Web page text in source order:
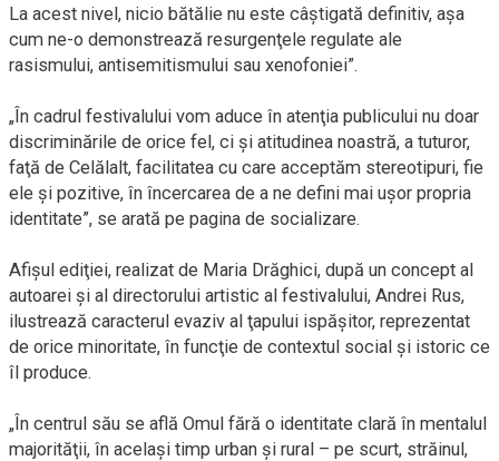
La acest nivel, nicio bătălie nu este câştigată definitiv, aşa
cum ne-o demonstrează resurgenţele regulate ale
rasismului, antisemitismului sau xenofoniei”.
„În cadrul festivalului vom aduce în atenţia publicului nu doar
discriminările de orice fel, ci şi atitudinea noastră, a tuturor,
faţă de Celălalt, facilitatea cu care acceptăm stereotipuri, fie
ele şi pozitive, în încercarea de a ne defini mai uşor propria
identitate”, se arată pe pagina de socializare.
Afişul ediţiei, realizat de Maria Drăghici, după un concept al
autoarei şi al directorului artistic al festivalului, Andrei Rus,
ilustrează caracterul evaziv al ţapului ispăşitor, reprezentat
de orice minoritate, în funcţie de contextul social şi istoric ce
îl produce.
„În centrul său se află Omul fără o identitate clară în mentalul
majorităţii, în acelaşi timp urban şi rural – pe scurt, străinul,